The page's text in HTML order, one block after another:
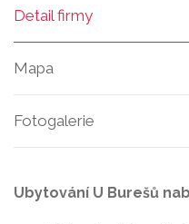
Detail firmy
Mapa
Fotogalerie
Ubytování U Burešů